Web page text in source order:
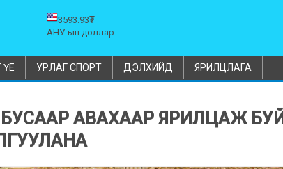
3593.93₮
АНУ-ын доллар
ҮЕ УРЛАГ СПОРТ ДЭЛХИЙД ЯРИЛЦЛАГА
БУСААР АВАХААР ЯРИЛЦАЖ БУЙ